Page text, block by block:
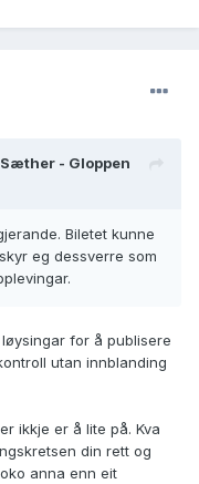
Sæther - Gloppen
Biletet kunne
eg dessverre som
for å publisere
utan innblanding
ikkje er å lite på. Kva
din rett og
anna enn eit